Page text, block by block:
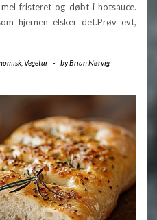
fristeret og døbt i hotsauce.
hjernen elsker det.Prøv evt,
Vegetar - byBrian Nørvig